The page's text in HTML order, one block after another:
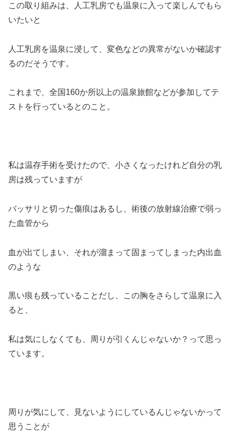
この取り組みは、人工乳房でも温泉に入って楽しんでもら
いたいと
人工乳房を温泉に浸して、変色などの異常がないか確認す
るのだそうです。
これまで、全国160か所以上の温泉旅館などが参加してテ
ストを行っているとのこと。
私は温存手術を受けたので、小さくなったけれど自分の乳
房は残っていますが
バッサリと切った傷痕はあるし、術後の放射線治療で弱っ
た血管から
血が出てしまい、それが溜まって固まってしまった内出血
のような
黒い痕も残っていることだし、この胸をさらして温泉に入
ると、
私は気にしなくても、周りが引くんじゃないか？って思っ
ています。
周りが気にして、見ないようにしているんじゃないかって
思うことが